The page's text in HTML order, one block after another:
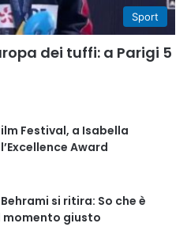
Sport
dei tuffi: a Parigi 5
Festival, a Isabella
Award
si ritira: So che è
giusto